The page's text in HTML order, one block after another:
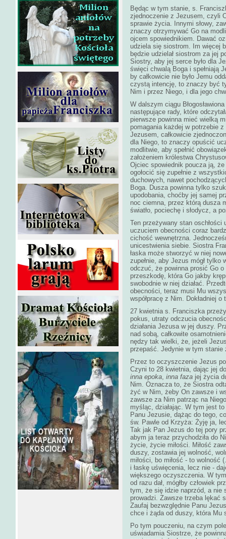
Będąc w tym stanie, s.
zjednoczenie z Jezusem, czyli
sprawie życia. Innymi słowy,
znaczy otrzymywać Go na
ojcem spowiednikiem. Dawać
udziela się siostrom. Im więcej
będzie udzielał siostrom za jej
Siostry, aby jej serce było dla
święci chwalą Boga i spełniają
by całkowicie nie było Jemu
czystą intencję, to znaczy być
Nim i przez Niego, i dla jego
W dalszym ciągu
następujące rady, które
pierwsze powinna mieć wielką
pomagania każdej w potrzebie
Jezusem, całkowicie
dla Niego, to znaczy opuścić
modlitwie, aby spełnić
założeniem królestwa
Ojciec spowiednik poucza ją,
ogołocić się zupełnie z
duchowych, nawet
Boga. Dusza powinna tylko
upodobania, choćby jej samej
noc ciemna, przez którą dusza
światło, pociechę i słodycz, a
Ten przeżywany stan
uczuciem obecności coraz
cichość wewnętrzna.
unicestwienia siebie. Siostra
łaska może stworzyć w niej
zupełnie, aby Jezus mógł tylko
odczuć, że powinna prosić Go
przeszkodę, która Go jakby
swobodnie w niej działać.
obecności, teraz musi Mu
współpracę z Nim. Dokładniej
27 kwietnia s. Franciszka
pokus, utraty odczucia
działania Jezusa w jej duszy.
nad sobą, całkowite
nędzy tak wielki, że, jeżeli
przepaść. Jedynie w tym stanie
Przez to oczyszczenie Jezus
Czyni to 28 kwietnia, dając jej
inna epoka inna faza jej życia
Nim. Oznacza to, że Siostra
żyć w Nim, żeby On zawsze i
zawsze za Nim patrząc na
myśląc, działając. W tym jest
Panu Jezusie, dążąc do tego,
św. Pawle od Krzyża: Żyję ja,
Tak jak Pan Jezus do tej pory
abym ja teraz przychodziła do
życie, życie miłości. Miłość
duszy, zostawia jej wolność,
miłości, bo miłość - to wolność
i łaskę uświęcenia, lecz nie -
większego oczyszczenia. W
od razu dał, mógłby człowiek
tym, że się idzie naprzód, a nie
prowadzi. Zawsze trzeba lękać
Zaufaj bezwzględnie Panu
chce i żąda od duszy, która Mu
Po tym pouczeniu, na czym
uświadamia Siostrze, że